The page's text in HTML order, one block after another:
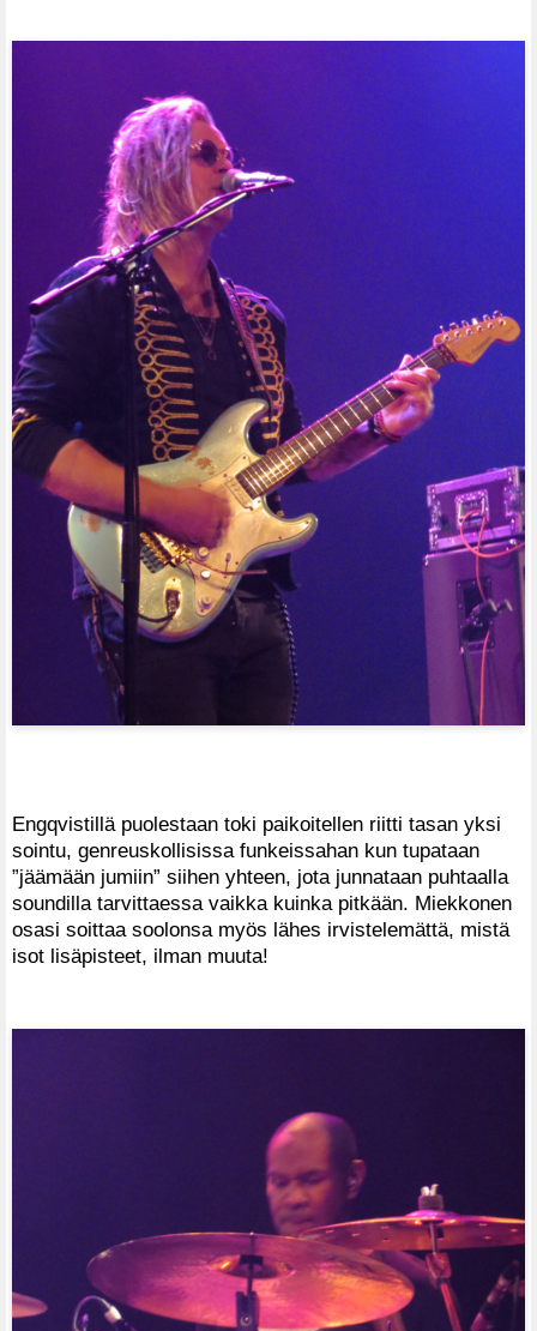
Engqvistillä puolestaan toki paikoitellen riitti tasan yksi
sointu, genreuskollisissa funkeissahan kun tupataan
”jäämään jumiin” siihen yhteen, jota junnataan puhtaalla
soundilla tarvittaessa vaikka kuinka pitkään. Miekkonen
osasi soittaa soolonsa myös lähes irvistelemättä, mistä
isot lisäpisteet, ilman muuta!